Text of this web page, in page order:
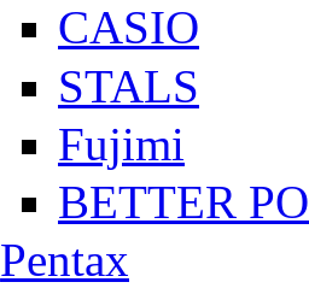
CASIO
STALS
Fujimi
BETTER
Pentax